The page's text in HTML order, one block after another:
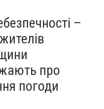
–
про
погоди